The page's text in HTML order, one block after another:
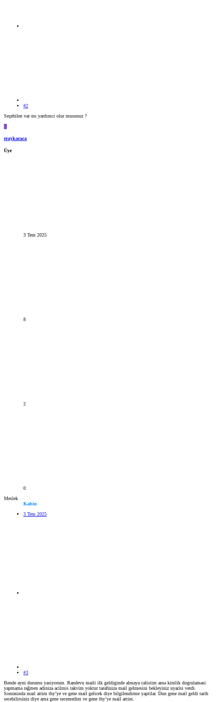
#2
Seçebilen var mı yardımcı olur musunuz ?
E
eraykaraca
Üye
3 Tem 2025
8
2
0
Meslek
Kabin
3 Tem 2025
#3
Bende ayni durumu yasiyorum. Randevu maili ilk geldiginde almaya calistim ama kimlik dogrulamasi
yapmama rağmen adiniza acilmis takvim yoktur tarafiniza mail gelmesini bekleyiniz uyarisi verdi.
Sonrasinda mail attim thy’ye ve gene mail gelicek diye bilgilendirme yaptilar. Dun gene mail geldi tarih
secebilirsiniz diye ama gene secemedim ve gene thy’ye mail attim.